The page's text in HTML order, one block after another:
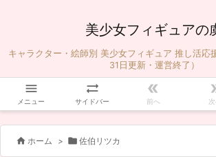
美少女フィギュアの
キャラクター・絵師別 美少女フィギュア 推し活応
31日更新・運営終了）

メニュー

サイドバー

前へ
 ホーム >  佐伯リツカ